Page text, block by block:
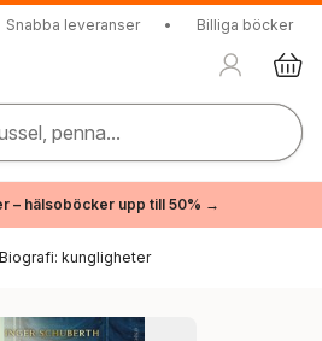
Snabba leveranser • Billiga böcker
penna...
– hälsoböcker upp till 50% →
Biografi: kungligheter